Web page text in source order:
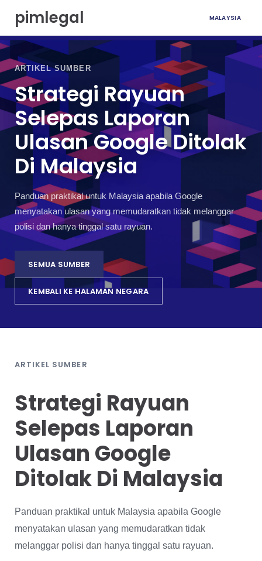
g
a
n
pimlegal MALAYSIA
ARTIKEL SUMBER
Strategi Rayuan
Selepas Laporan
Ulasan Google Ditolak
Di Malaysia
Panduan praktikal untuk Malaysia apabila Google
menyatakan ulasan yang memudaratkan tidak melanggar
polisi dan hanya tinggal satu rayuan.
SEMUA SUMBER
KEMBALI KE HALAMAN NEGARA
ARTIKEL SUMBER
Strategi Rayuan
Selepas Laporan
Ulasan Google
Ditolak Di Malaysia
Panduan praktikal untuk Malaysia apabila Google
menyatakan ulasan yang memudaratkan tidak
melanggar polisi dan hanya tinggal satu rayuan.